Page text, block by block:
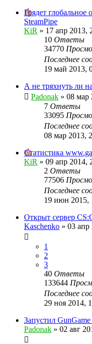
Грядет глобальное
SteamPipe
KiR » 17 апр 2013,
10 Ответы
34770
Последнее
19 май 2013,
А не тряхнуть ли
Padonak » 08 мар
7 Ответы
33095
Последнее
08 мар 2013,
Статистика
KiR » 09 апр 2014,
2 Ответы
77506
Последнее
19 июн 2015,
Открыт сервер
Kaschenko » 03 апр
1
2
3
40 Ответы
133644
Последнее
29 ноя 2014,
Запустил
Padonak » 02 авг